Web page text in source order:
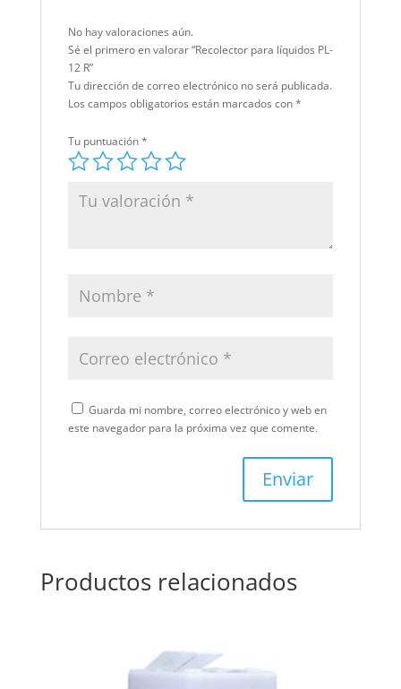
No hay valoraciones aún.
Sé el primero en valorar “Recolector para líquidos PL-
12 R”
Tu dirección de correo electrónico no será publicada.
Los campos obligatorios están marcados con*
Tu puntuación*
Guarda mi nombre, correo electrónico y web en
este navegador para la próxima vez que comente.
Productos relacionados